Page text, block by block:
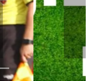
حسم ل...
إقرأ الخبر